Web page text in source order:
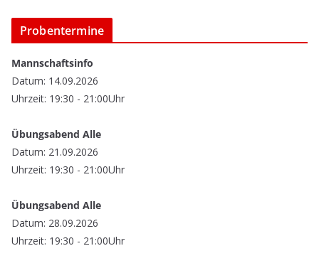
Probentermine
Mannschaftsinfo
Datum: 14.09.2026
Uhrzeit: 19:30 - 21:00Uhr
Übungsabend Alle
Datum: 21.09.2026
Uhrzeit: 19:30 - 21:00Uhr
Übungsabend Alle
Datum: 28.09.2026
Uhrzeit: 19:30 - 21:00Uhr